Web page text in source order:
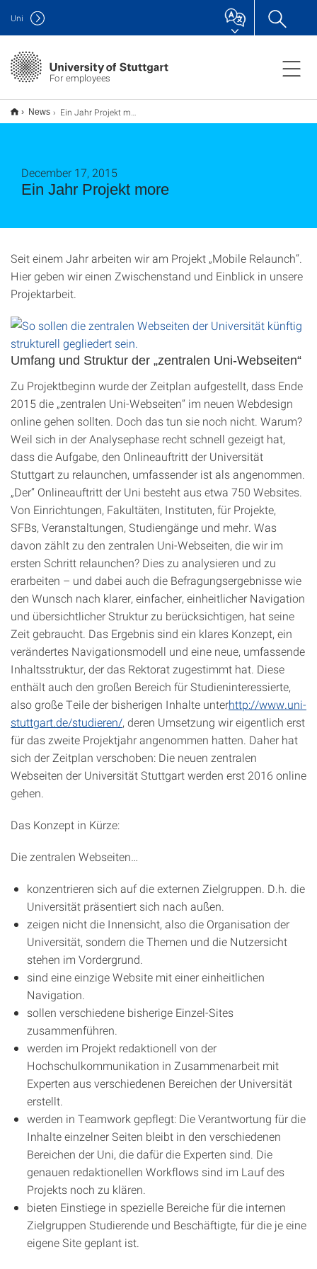
For employees
Uni
News Ein Jahr Projekt more
Ein Jahr Projekt more
December 17, 2015
Seit einem Jahr arbeiten wir am Projekt „Mobile Relaunch“.
Hier geben wir einen Zwischenstand und Einblick in unsere
Projektarbeit.
Umfang und Struktur der „zentralen Uni-Webseiten“
Zu Projektbeginn wurde der Zeitplan aufgestellt, dass Ende
2015 die „zentralen Uni-Webseiten“ im neuen Webdesign
online gehen sollten. Doch das tun sie noch nicht. Warum?
Weil sich in der Analysephase recht schnell gezeigt hat,
dass die Aufgabe, den Onlineauftritt der Universität
Stuttgart zu relaunchen, umfassender ist als angenommen.
„Der“ Onlineauftritt der Uni besteht aus etwa 750 Websites.
Von Einrichtungen, Fakultäten, Instituten, für Projekte,
SFBs, Veranstaltungen, Studiengänge und mehr. Was
davon zählt zu den zentralen Uni-Webseiten, die wir im
ersten Schritt relaunchen? Dies zu analysieren und zu
erarbeiten – und dabei auch die Befragungsergebnisse wie
den Wunsch nach klarer, einfacher, einheitlicher Navigation
und übersichtlicher Struktur zu berücksichtigen, hat seine
Zeit gebraucht. Das Ergebnis sind ein klares Konzept, ein
verändertes Navigationsmodell und eine neue, umfassende
Inhaltsstruktur, der das Rektorat zugestimmt hat. Diese
enthält auch den großen Bereich für Studieninteressierte,
also große Teile der bisherigen Inhalte unterhttp://www.uni-
stuttgart.de/studieren/, deren Umsetzung wir eigentlich erst
für das zweite Projektjahr angenommen hatten. Daher hat
sich der Zeitplan verschoben: Die neuen zentralen
Webseiten der Universität Stuttgart werden erst 2016 online
gehen.
Das Konzept in Kürze:
Die zentralen Webseiten…
konzentrieren sich auf die externen Zielgruppen. D.h. die
Universität präsentiert sich nach außen.
zeigen nicht die Innensicht, also die Organisation der
Universität, sondern die Themen und die Nutzersicht
stehen im Vordergrund.
sind eine einzige Website mit einer einheitlichen
Navigation.
sollen verschiedene bisherige Einzel-Sites
zusammenführen.
werden im Projekt redaktionell von der
Hochschulkommunikation in Zusammenarbeit mit
Experten aus verschiedenen Bereichen der Universität
erstellt.
werden in Teamwork gepflegt: Die Verantwortung für die
Inhalte einzelner Seiten bleibt in den verschiedenen
Bereichen der Uni, die dafür die Experten sind. Die
genauen redaktionellen Workflows sind im Lauf des
Projekts noch zu klären.
bieten Einstiege in spezielle Bereiche für die internen
Zielgruppen Studierende und Beschäftigte, für die je eine
eigene Site geplant ist.